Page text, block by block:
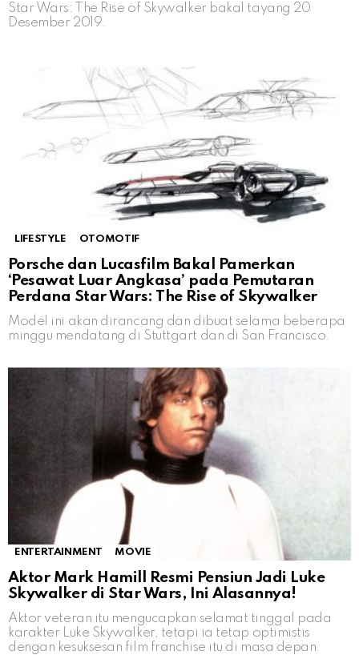
Star Wars: The Rise of Skywalker bakal tayang 20
Desember 2019.
LIFESTYLE OTOMOTIF
Porsche dan Lucasfilm Bakal Pamerkan
‘Pesawat Luar Angkasa’ pada Pemutaran
Perdana Star Wars: The Rise of Skywalker
Model ini akan dirancang dan dibuat selama beberapa
minggu mendatang di Stuttgart dan di San Francisco.
ENTERTAINMENT MOVIE
Aktor Mark Hamill Resmi Pensiun Jadi Luke
Skywalker di Star Wars, Ini Alasannya!
Aktor veteran itu mengucapkan selamat tinggal pada
karakter Luke Skywalker, tetapi ia tetap optimistis
dengan kesuksesan film franchise itu di masa depan.